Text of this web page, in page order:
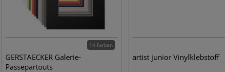
14 Farben
GERSTAECKER Galerie-
Passepartouts
artist junior Vinylklebstoff